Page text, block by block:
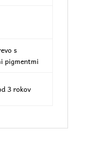
s
pigmentmi
3 rokov